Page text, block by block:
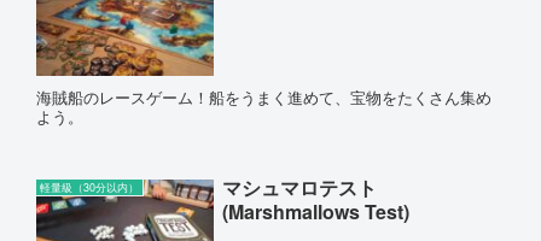
海賊船のレースゲーム！船をうまく進めて、宝物をたくさん集め
よう。
軽量級（30分以内）
マシュマロテスト
(Marshmallows Test)